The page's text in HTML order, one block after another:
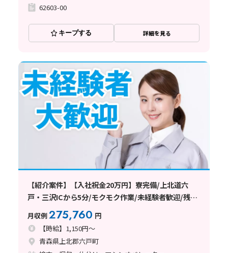
62603-00
キープする 詳細を見る
【紹介案件】【入社祝金20万円】寮完備/上北道六
戸・三沢ICから5分/モクモク作業/未経験者歓迎/残業
ができない方も相談OK
月収例275,760 円
【時給】1,150円～
青森県上北郡六戸町